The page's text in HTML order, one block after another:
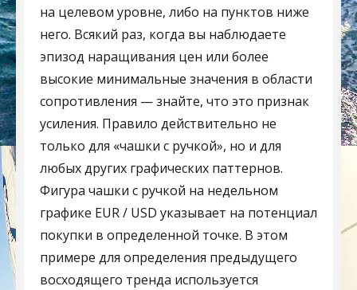
на целевом уровне, либо на пунктов ниже
него. Всякий раз, когда вы наблюдаете
эпизод наращивания цен или более
высокие минимальные значения в области
сопротивления — знайте, что это признак
усиления. Правило действительно не
только для «чашки с ручкой», но и для
любых других графических паттернов.
Фигура чашки с ручкой на недельном
графике EUR / USD указывает на потенциал
покупки в определенной точке. В этом
примере для определения предыдущего
восходящего тренда используется